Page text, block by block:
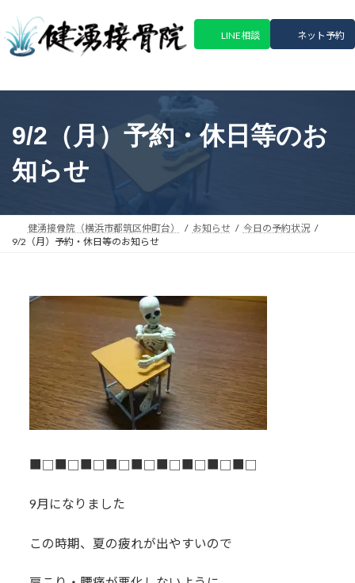
テ
ゲ
LINE相談 ネット予約
9/2（月）予約・休日等のお
知らせ
健湧接骨院（横浜市都筑区仲町台） お知らせ
今日の予約状況
9/2（月）予約・休日等のお知らせ
■□■□■□■□■□■□■□■□■□
9月になりました
この時期、夏の疲れが出やすいので